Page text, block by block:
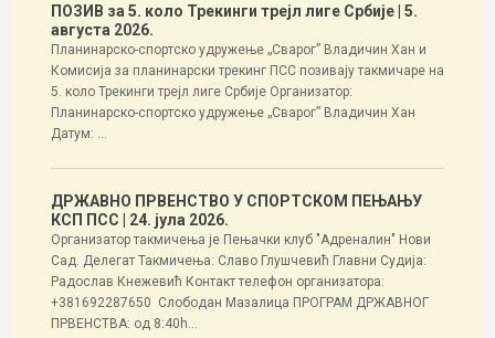
ПОЗИВ за 5. коло Трекинги трејл лиге Србије | 5.
августа 2026.
Планинарско-спортско удружење „Сварог” Владичин Хан и
Комисија за планинарски трекинг ПСС позивају такмичаре на
5. коло Трекинги трејл лиге Србије Организатор:
Планинарско-спортско удружење „Сварог” Владичин Хан
Датум: ...
ДРЖАВНО ПРВЕНСТВО У СПОРТСКОМ ПЕЊАЊУ
КСП ПСС
| 24. јула 2026.
Организатор такмичења је Пењачки клуб "Адреналин" Нови
Сад. Делегат Такмичења: Славо Глушчевић Главни Судија:
Радослав Кнежевић Контакт телефон организатора:
+381692287650 Слободан Мазалица ПРОГРАМ ДРЖАВНОГ
ПРВЕНСТВА: од 8:40h...